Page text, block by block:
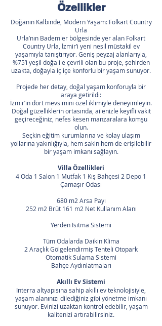
Özellikler
Doğanın Kalbinde, Modern Yaşam: Folkart Country
Urla
Urla’nın Bademler bölgesinde yer alan Folkart
Country Urla, İzmir’i yeni nesil müstakil ev
yaşamıyla tanıştırıyor. Geniş peyzaj alanlarıyla,
%75’i yeşil doğa ile çevrili olan bu proje, şehirden
uzakta, doğayla iç içe konforlu bir yaşam sunuyor.
Projede her detay, doğal yaşam konforuyla bir
araya getirildi:
İzmir’in dört mevsimini özel iklimiyle deneyimleyin.
Doğal güzelliklerin ortasında, ailenizle keyifli vakit
geçireceğiniz, nefes kesen manzaralara komşu
olun.
Seçkin eğitim kurumlarına ve kolay ulaşım
yollarına yakınlığıyla, hem sakin hem de erişilebilir
bir yaşam imkanı sağlayın.
Villa Özellikleri
4 Oda 1 Salon 1 Mutfak 1 Kış Bahçesi 2 Depo 1
Çamaşır Odası
680 m2 Arsa Payı
252 m2 Brüt 161 m2 Net Kullanım Alanı
Yerden Isıtma Sistemi
Tüm Odalarda Daikin Klima
2 Araçlık Gölgelendirmiş Tenteli Otopark
Otomatik Sulama Sistemi
Bahçe Aydınlatmaları
Akıllı Ev Sistemi
Interra altyapısına sahip akıllı ev teknolojisiyle,
yaşam alanınızı dilediğiniz gibi yönetme imkanı
sunuyor. Evinizi uzaktan kontrol edebilir, yaşam
kalitenizi artırabilirsiniz.